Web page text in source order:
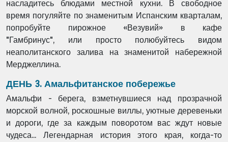
насладитесь блюдами местной кухни. В свободное
время погуляйте по знаменитым Испанским кварталам,
попробуйте пирожное «Везувий» в кафе
"Гамбринус", или просто полюбуйтесь видом
неаполитанского залива назнаменитой набережной
Мерджеллина.
ДЕНЬ 3. Амальфитанское побережье
Амальфи - берега, взметнувшиеся над прозрачной
морской волной, роскошные виллы, уютные деревеньки
и дороги, где за каждым поворотом вас ждут новые
чудеса... Легендарная история этого края, когда-то